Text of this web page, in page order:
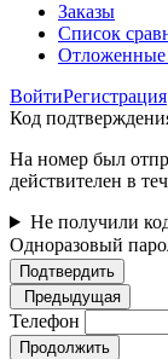
Заказы
Список
Отложенные
ВойтиРегистрация
Код
На номер был
действителен в
Не получили
Одноразовый
Подтвердить
Предыдущая
Телефон
Продолжить